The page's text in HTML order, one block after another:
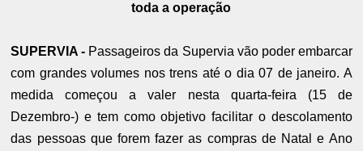
toda a operação
SUPERVIA - Passageiros da Supervia vão poder embarcar
com grandes volumes nos trens até o dia 07 de janeiro. A
medida começou a valer nesta quarta-feira (15 de
Dezembro-) e tem como objetivo facilitar o descolamento
das pessoas que forem fazer as compras de Natal e Ano